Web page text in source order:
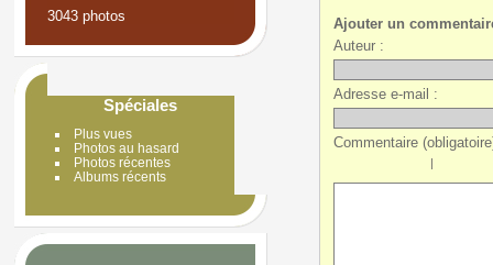
3043 photos
Spéciales
Plus vues
Photos au hasard
Photos récentes
Albums récents
Ajouter un
Auteur :
Adresse e-mail :
Commentaire
|